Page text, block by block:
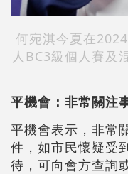
何宛淇今夏在
人BC3級個人賽及
平機會：非常關注
平機會表示，非常
件，如市民懷疑受
待，可向會方查詢